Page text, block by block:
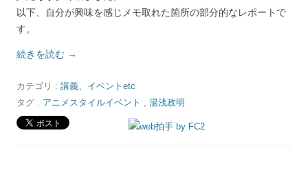
以下、自分が興味を感じメモ取れた箇所の部分的なレポートで
す。
続きを読む →
カテゴリ : 講義、イベントetc
タグ : アニメスタイルイベント , 湯浅政明